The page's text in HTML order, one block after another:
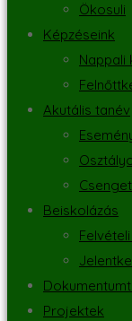
Ökosuli
Képzéseink
Nappali
Akutális tanév
Beiskolázás
Projektek